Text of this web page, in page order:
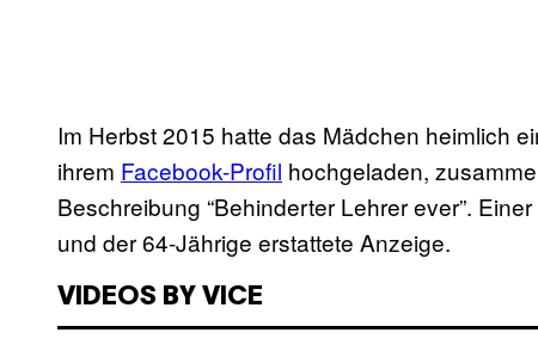
Im Herbst 2015 hatte das Mädchen heimlich
ihrem Facebook-Profil hochgeladen,
Beschreibung “Behinderter Lehrer ever”.
und der 64-Jährige erstattete Anzeige.
VIDEOS BY VICE